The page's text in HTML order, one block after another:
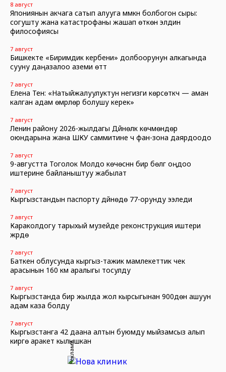
8 август
Япониянын акчага сатып алууга мүмкүн болбогон сыры:
согушту жана катастрофаны жашап өткөн элдин
философиясы
7 август
Бишкекте «Биримдик кербени» долбоорунун алкагында
сууну даңазалоо аземи өттү
7 август
Елена Тен: «Натыйжалуулуктун негизги көрсөткүчү — аман
калган адам өмүрлөрү болушу керек»
7 август
Ленин району 2026-жылдагы Дүйнөлүк көчмөндөр
оюндарына жана ШКУ саммитине үч фан-зона даярдоодо
7 август
9-августта Тоголок Молдо көчөсүнүн бир бөлүгү оңдоо
иштерине байланыштуу жабылат
7 август
Кыргызстандын паспорту дүйнөдө 77-орунду ээледи
7 август
Караколдогу тарыхый музейде реконструкция иштери
жүрүүдө
7 август
Баткен облусунда кыргыз-тажик мамлекеттик чек
арасынын 160 км аралыгы тосулду
7 август
Кыргызстанда бир жылда жол кырсыгынан 900дөн ашуун
адам каза болду
7 август
Кыргызстанга 42 даана алтын буюмду мыйзамсыз алып
кирүүгө аракет кылышкан
Реклама